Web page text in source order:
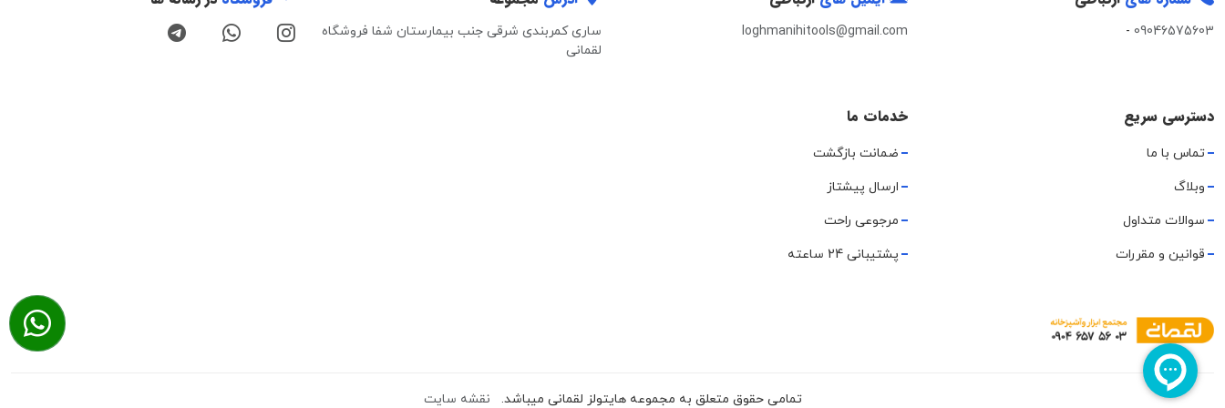
09046575603
-
loghmanihitools@gmail.com
ساری کمربندی شرقی جنب بیمارستان شفا فروشگاه
لقمانی
دسترسی سریع
تماس با ما
وبلاگ
سوالات متداول
قوانین و مقررات
خدمات ما
ضمانت بازگشت
ارسال پیشتاز
مرجوعی راحت
پشتیبانی 24 ساعته
تمامی حقوق متعلق به مجموعه هایتولز لقمانی میباشد. نقشه سایت